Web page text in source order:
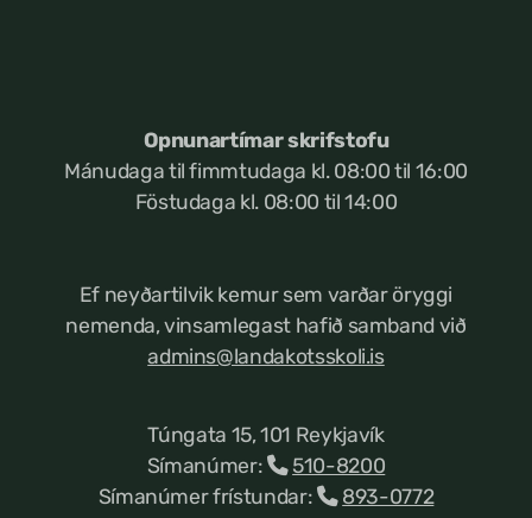
Opnunartímar skrifstofu
Mánudaga til fimmtudaga kl. 08:00 til 16:00
Föstudaga kl. 08:00 til 14:00
Ef neyðartilvik kemur sem varðar öryggi
nemenda, vinsamlegast hafið samband við
admins@landakotsskoli.is
Túngata 15, 101 Reykjavík
Símanúmer:
510-8200
Símanúmer frístundar:
893-0772